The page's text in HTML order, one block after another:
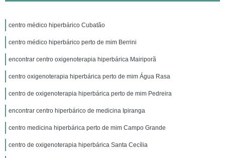
centro médico hiperbárico Cubatão
centro médico hiperbárico perto de mim Berrini
encontrar centro oxigenoterapia hiperbárica Mairiporã
centro oxigenoterapia hiperbárica perto de mim Água Rasa
centro de oxigenoterapia hiperbárica perto de mim Pedreira
encontrar centro hiperbárico de medicina Ipiranga
centro medicina hiperbárica perto de mim Campo Grande
centro de oxigenoterapia hiperbárica Santa Cecília